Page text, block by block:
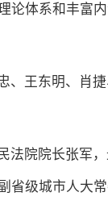
论体系和丰富
王东明、肖
院院长张军
省级城市人大